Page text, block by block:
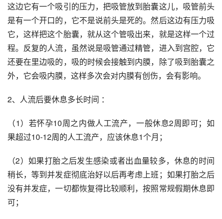
这边它有一个吸引的压力，把吸管放到胎囊这儿，吸管前头
是有一个开口的，它不是说前头是死的。然后这边有压力吸
它，这样把这个胎囊，就从这个管吸出来，就是这样一个过
程。反复的人流，虽然说是吸管通过精管，进入到宫腔，它
还要在里边吸的，吸的时候会接触到内膜，除了吸到胎囊之
外，它会吸内膜，这样多次会对内膜有创伤，会有影响。
2、人流后要休息多长时间 ：
（1）若怀孕10周之内做人工流产，一般休息2周即可；如
果超过10-12周的人工流产，应该休息1个月；
（2）如果打胎之后发生感染或者出血量较多，休息的时间
稍长，等到并发症彻底治好以后再考虑上班；如果打胎之后
没有并发症，一切都恢复得比较顺利，按照常规假期休息即
可；